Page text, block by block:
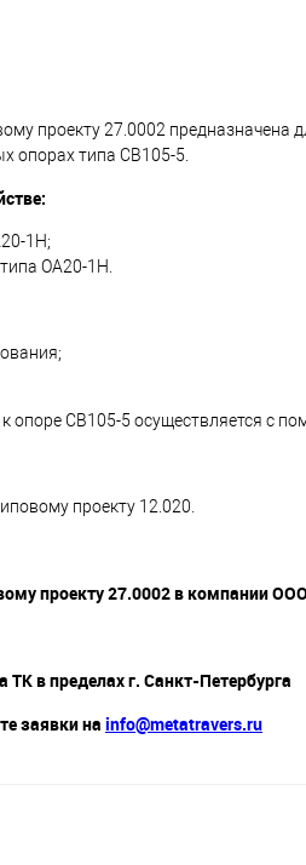
проекту 27.0002
опорах типа СВ105-5.
1Н;
ОА20-1Н.
опоре СВ105-5 осуществляется с
проекту 12.020.
проекту 27.0002 в компании
в пределах г. Санкт-Петербурга
заявки на info@metatravers.ru